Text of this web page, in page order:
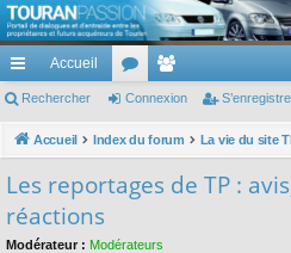
TouranPassion
Le forum des propriétaires ou futurs acquéreurs
cc
ès
pi
de
Accueil
or
u
e
m
Rechercher Connexion
Accueil Index du forum La vie du site
Les reportages de TP :
réactions
Modérateur : Modérateurs